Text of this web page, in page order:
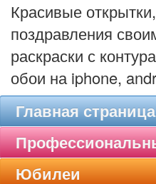
Красивые
поздравления
раскраски с
обои на iphone,
Главная страница
Юбилеи